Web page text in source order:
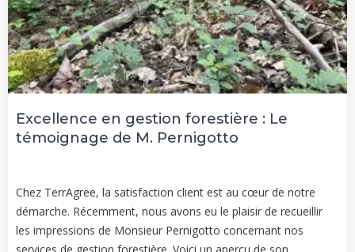
Excellence en gestion forestière : Le
témoignage de M. Pernigotto
Chez TerrAgree, la satisfaction client est au cœur de notre
démarche. Récemment, nous avons eu le plaisir de recueillir
les impressions de Monsieur Pernigotto concernant nos